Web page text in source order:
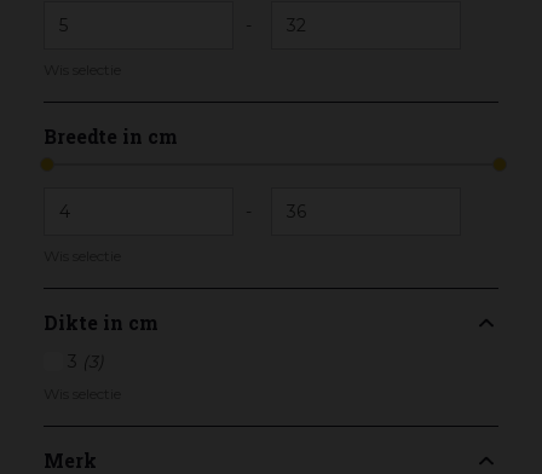
-
Breedte in cm
-
Dikte in cm
3 (3)
Merk